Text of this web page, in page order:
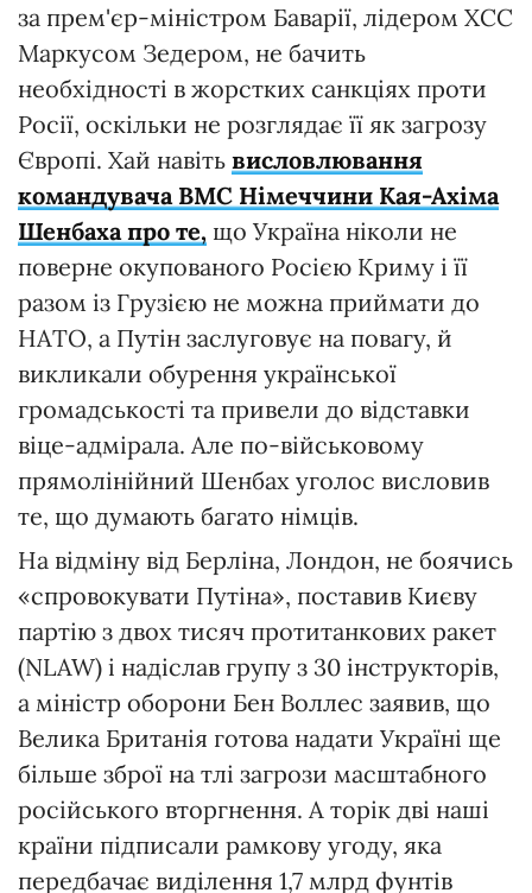
за прем'єр-міністром Баварії, лідером ХСС
Маркусом Зедером, не бачить
необхідності в жорстких санкціях проти
Росії, оскільки не розглядає її як загрозу
Європі. Хай навіть висловлювання
командувача ВМС Німеччини Кая-Ахіма
Шенбаха про те, що Україна ніколи не
поверне окупованого Росією Криму і її
разом із Грузією не можна приймати до
НАТО, а Путін заслуговує на повагу, й
викликали обурення української
громадськості та привели до відставки
віце-адмірала. Але по-військовому
прямолінійний Шенбах уголос висловив
те, що думають багато німців.
На відміну від Берліна, Лондон, не боячись
«спровокувати Путіна», поставив Києву
партію з двох тисяч протитанкових ракет
(NLAW) і надіслав групу з 30 інструкторів,
а міністр оборони Бен Воллес заявив, що
Велика Британія готова надати Україні ще
більше зброї на тлі загрози масштабного
російського вторгнення. А торік дві наші
країни підписали рамкову угоду, яка
передбачає виділення 1,7 млрд фунтів